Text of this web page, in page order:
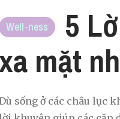
Well-ness
5
mặt
sống ở các châu lục